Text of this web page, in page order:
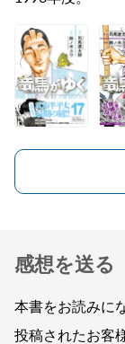
感想を送る
本書をお読みに
投稿されたお客